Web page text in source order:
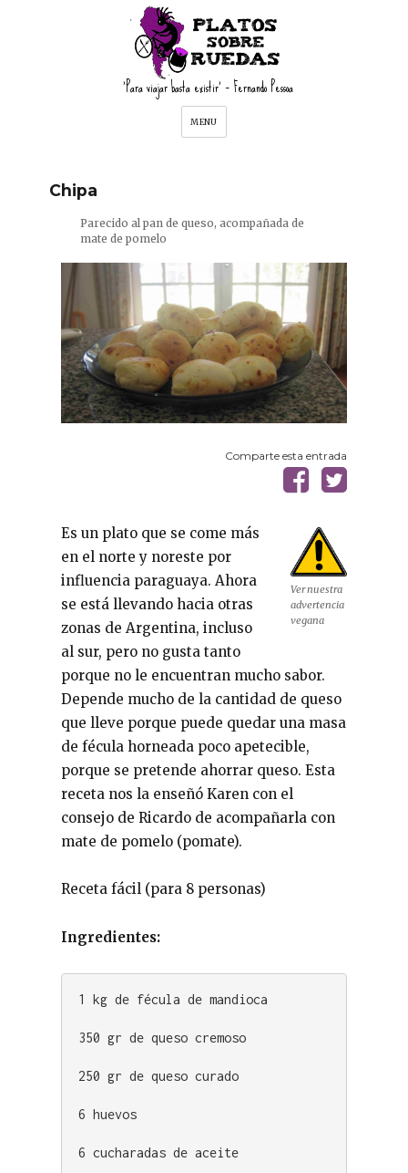
MENU
'Para viajar basta existir' – Fernando Pessoa
Chipa
Parecido al pan de queso, acompañada de
mate de pomelo
Comparte esta entrada
Ver nuestra
advertencia
vegana
Es un plato que se come más
en el norte y noreste por
influencia paraguaya. Ahora
se está llevando hacia otras
zonas de Argentina, incluso
al sur, pero no gusta tanto
porque no le encuentran mucho sabor.
Depende mucho de la cantidad de queso
que lleve porque puede quedar una masa
de fécula horneada poco apetecible,
porque se pretende ahorrar queso. Esta
receta nos la enseñó Karen con el
consejo de Ricardo de acompañarla con
mate de pomelo (pomate).
Receta fácil (para 8 personas)
Ingredientes:
1 kg de fécula de mandioca
350 gr de queso cremoso
250 gr de queso curado
6 huevos
6 cucharadas de aceite